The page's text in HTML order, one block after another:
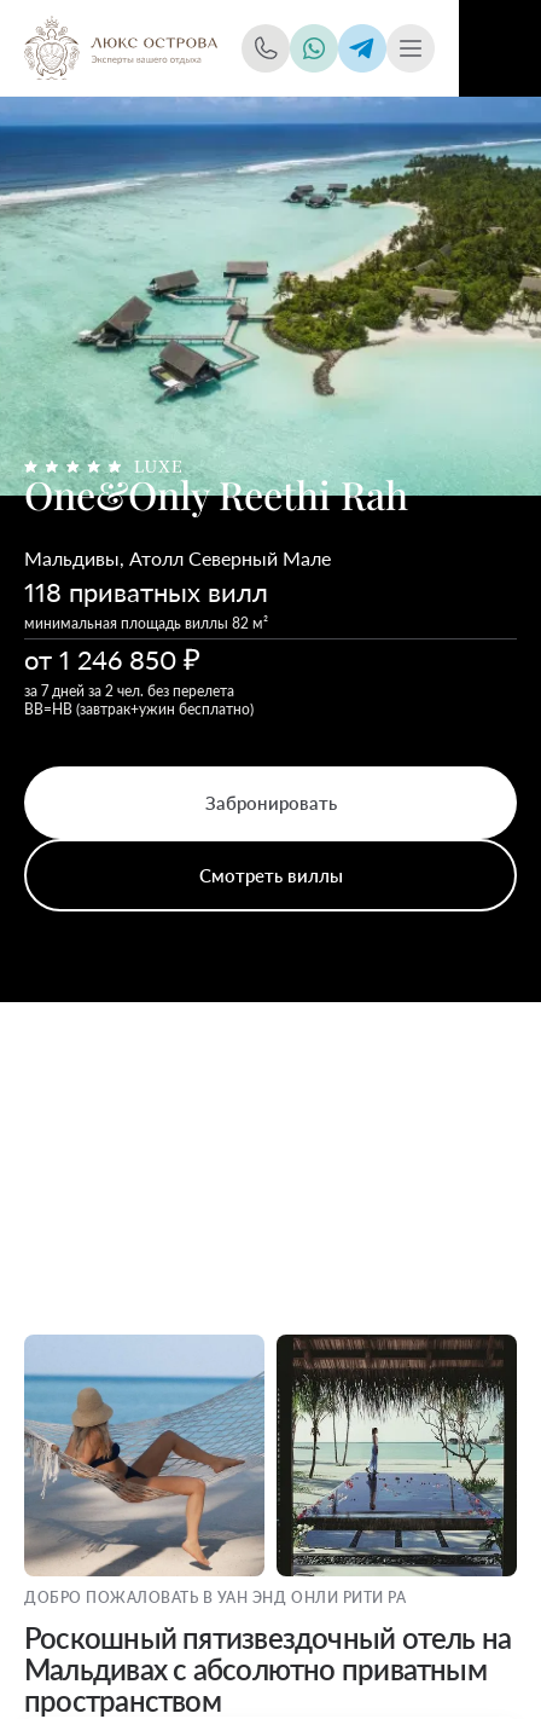
One&Only Reethi Rah
Мальдивы, Атолл Северный Мале
118 приватных вилл
минимальная площадь виллы 82 м²
от 1 246 850
за 7 дней за 2 чел. без перелета
ВB=НВ (завтрак+ужин бесплатно)
Смотреть виллы
Забронировать
ДОБРО ПОЖАЛОВАТЬ В УАН ЭНД ОНЛИ РИТИ РА
Роскошный пятизвездочный отель на
Мальдивах с абсолютно приватным
пространством